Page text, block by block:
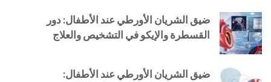
ضيق الشريان الأورطي عند الأطفال: دور
القسطرة والإيكو في التشخيص والعلاج
ضيق الشريان الأورطي عند الأطفال: